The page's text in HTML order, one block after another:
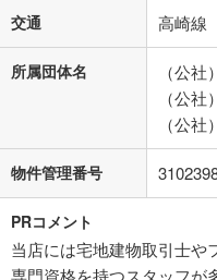
交通 高崎線
所属団体名
（公
（公
（公
物件管理番号
PRコメント
当店には宅地建物取引士や
専門資格を持つスタッフが